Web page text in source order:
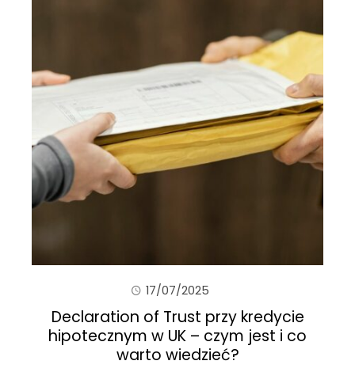
17/07/2025
Declaration of Trust przy kredycie
hipotecznym w UK – czym jest i co
warto wiedzieć?